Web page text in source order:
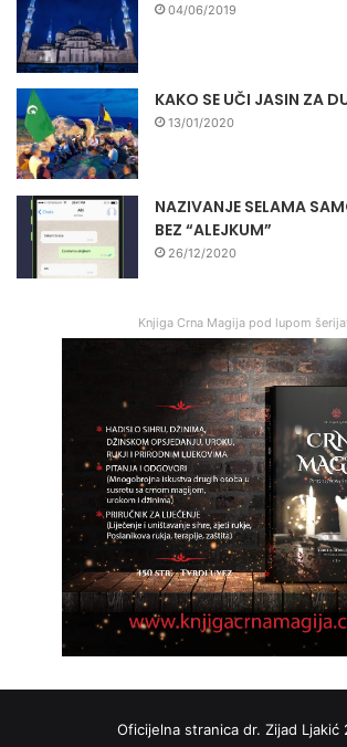
04/06/2019
KAKO SE UČI JASIN ZA
13/01/2020
NAZIVANJE SELAMA
BEZ “ALEJKUM”
26/12/2020
Knjiga Crna Magija pod lupom
Oficijelna stranica dr. Zijad Ljakić